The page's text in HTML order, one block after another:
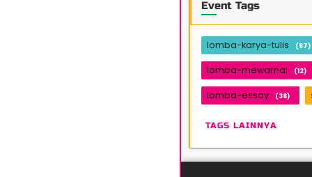
Event Tags
lomba-karya-tulis (87)
lomba-mewarnai (12)
lomba-essay (38)
TAGS LAINNYA